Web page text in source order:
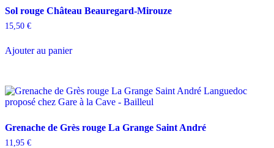
Sol rouge Château Beauregard-Mirouze
15,50 €
Ajouter au panier
Grenache de Grès rouge La Grange Saint André
11,95 €